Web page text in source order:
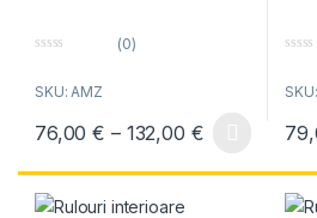
u
f
(0)
SKU: AMZ
76,00€ – 132,00 €Interval de
Acest produs are mai multe variații.
u
f